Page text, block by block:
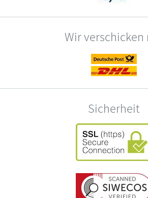
Wir
Sicherheit